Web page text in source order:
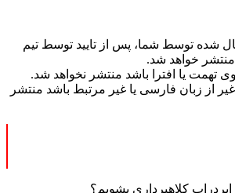
شده توسط شما، پس از تایید توسط تیم
خواهد شد.
تهمت یا افترا باشد منتشر نخواهد شد.
غیر از زبان فارسی یا غیر مرتبط باشد منتشر